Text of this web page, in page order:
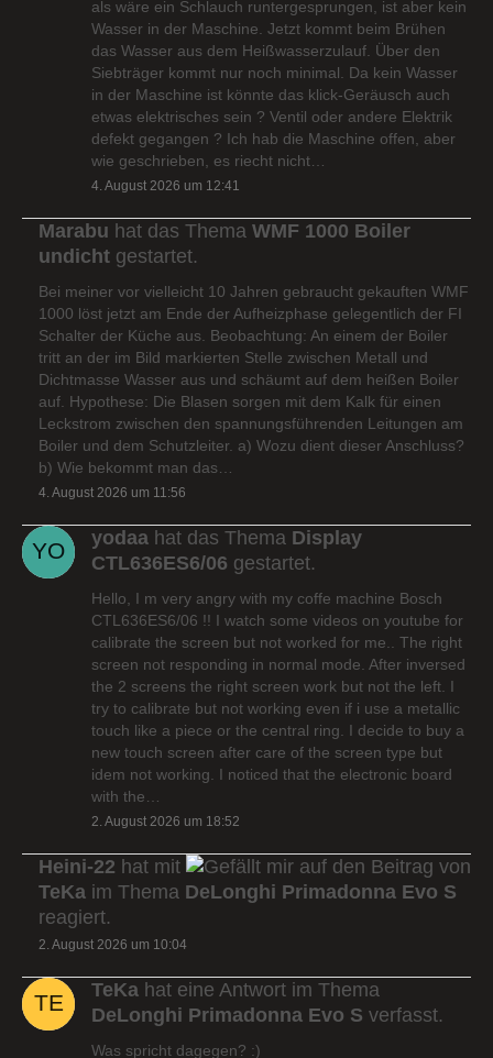
als wäre ein Schlauch runtergesprungen, ist aber kein
Wasser in der Maschine. Jetzt kommt beim Brühen
das Wasser aus dem Heißwasserzulauf. Über den
Siebträger kommt nur noch minimal. Da kein Wasser
in der Maschine ist könnte das klick-Geräusch auch
etwas elektrisches sein ? Ventil oder andere Elektrik
defekt gegangen ? Ich hab die Maschine offen, aber
wie geschrieben, es riecht nicht…
4. August 2026 um 12:41
Marabu hat das Thema WMF 1000 Boiler
undicht gestartet.
Bei meiner vor vielleicht 10 Jahren gebraucht gekauften WMF
1000 löst jetzt am Ende der Aufheizphase gelegentlich der FI
Schalter der Küche aus. Beobachtung: An einem der Boiler
tritt an der im Bild markierten Stelle zwischen Metall und
Dichtmasse Wasser aus und schäumt auf dem heißen Boiler
auf. Hypothese: Die Blasen sorgen mit dem Kalk für einen
Leckstrom zwischen den spannungsführenden Leitungen am
Boiler und dem Schutzleiter. a) Wozu dient dieser Anschluss?
b) Wie bekommt man das…
4. August 2026 um 11:56
yodaa hat das Thema Display
CTL636ES6/06 gestartet.
Hello, I m very angry with my coffe machine Bosch
CTL636ES6/06 !! I watch some videos on youtube for
calibrate the screen but not worked for me.. The right
screen not responding in normal mode. After inversed
the 2 screens the right screen work but not the left. I
try to calibrate but not working even if i use a metallic
touch like a piece or the central ring. I decide to buy a
new touch screen after care of the screen type but
idem not working. I noticed that the electronic board
with the…
2. August 2026 um 18:52
Heini-22 hat mit
auf den Beitrag von
TeKa im Thema DeLonghi Primadonna Evo S
reagiert.
2. August 2026 um 10:04
TeKa hat eine Antwort im Thema
DeLonghi Primadonna Evo S verfasst.
Was spricht dagegen? :)